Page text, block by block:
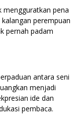
mengguratkan pena
perempuan
pernah padam
antara seni
menjadi
ide dan
pembaca.